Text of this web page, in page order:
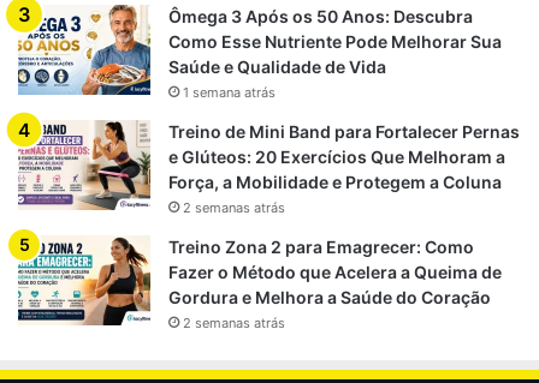
Ômega 3 Após os 50 Anos: Descubra
Como Esse Nutriente Pode Melhorar Sua
Saúde e Qualidade de Vida
1 semana atrás
Treino de Mini Band para Fortalecer Pernas
e Glúteos: 20 Exercícios Que Melhoram a
Força, a Mobilidade e Protegem a Coluna
2 semanas atrás
Treino Zona 2 para Emagrecer: Como
Fazer o Método que Acelera a Queima de
Gordura e Melhora a Saúde do Coração
2 semanas atrás